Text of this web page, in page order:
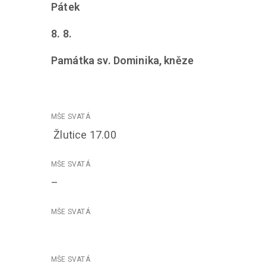
Pátek
8. 8.
Památka sv. Dominika, kněze
Žlutice 17.00
–